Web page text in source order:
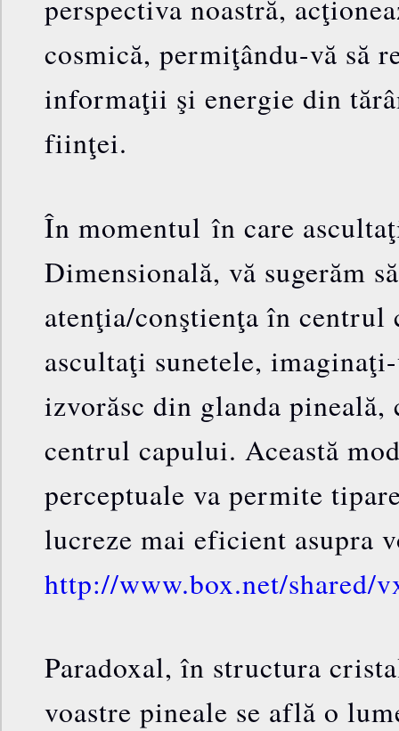
perspectiva noastră,
cosmică, permiţându-vă să
informaţii şi energie din
fiinţei.
În momentul în care
Dimensională, vă sugerăm
atenţia/conştienţa în
ascultaţi sunetele, imaginaţi-
izvorăsc din glanda pineală,
centrul capului. Această
perceptuale va permite
lucreze mai eficient asupra
http://www.box.net/shared/
Paradoxal, în structura
voastre pineale se află o